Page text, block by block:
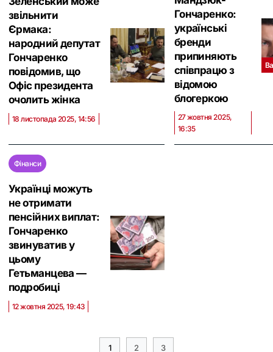
звільнити
Єрмака:
народний депутат
Гончаренко
повідомив, що
Офіс президента
очолить жінка
18 листопада 2025, 14:56
Гончаренко:
українські
бренди
припиняють
співпрацю з
відомою
блогеркою
27 жовтня 2025,
16:35
Фінанси
Українці можуть
не отримати
пенсійних виплат:
Гончаренко
звинуватив у
цьому
Гетьманцева —
подробиці
12 жовтня 2025, 19:43
1 2 3